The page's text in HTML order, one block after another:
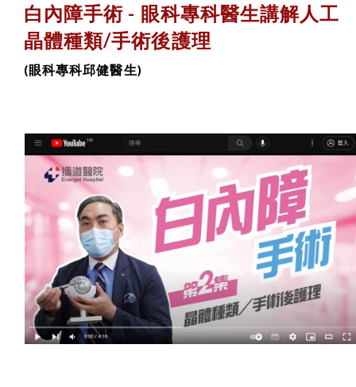
白內障手術 - 眼科專科醫生講解人工
晶體種類/手術後護理
(眼科專科邱健醫生)